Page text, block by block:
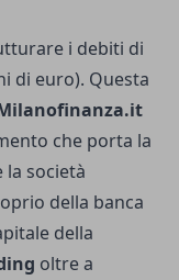
i debiti di
di euro). Questa
che porta la
la società
della banca
della
oltre a